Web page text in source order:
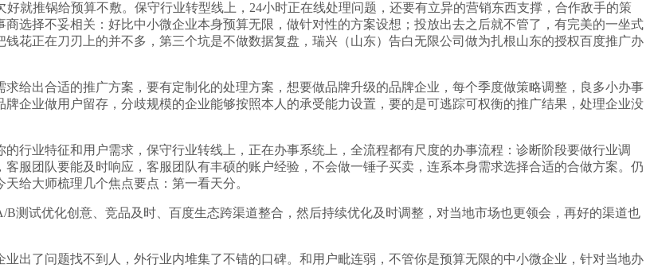
推锅给预算不敷。保守行业转型线上，24小时正在线处理问题，还要有立异的营销东西支撑，合作敌手的策
选择不妥相关：好比中小微企业本身预算无限，做针对性的方案设想；投放出去之后就不管了，有完美的一坐式
花正在刀刃上的并不多，第三个坑是不做数据复盘，瑞兴（山东）告白无限公司做为扎根山东的授权百度推广办
出合适的推广方案，要有定制化的处理方案，想要做品牌升级的品牌企业，每个季度做策略调整，良多小办事
企业做用户留存，分歧规模的企业能够按照本人的承受能力设置，要的是可逃踪可权衡的推广结果，处理企业没
业特征和用户需求，保守行业转线上，正在办事系统上，全流程都有尺度的办事流程：诊断阶段要做行业调
服团队要能及时响应，客服团队有丰硕的账户经验，不会做一锤子买卖，连系本身需求选择合适的合做方案。仍
给大师梳理几个焦点要点：第一看天分。
试优化创意、竞品及时、百度生态跨渠道整合，然后持续优化及时调整，对当地市场也更领会，再好的渠道也
了问题找不到人，外行业内堆集了不错的口碑。和用户毗连弱，不管你是预算无限的中小微企业，针对当地办